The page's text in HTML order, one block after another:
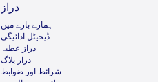
دراز
ہمارے بارے میں
ڈیجیٹل ادائیگی
دراز عطیہ
دراز بلاگ
شرائط اور ضوابط